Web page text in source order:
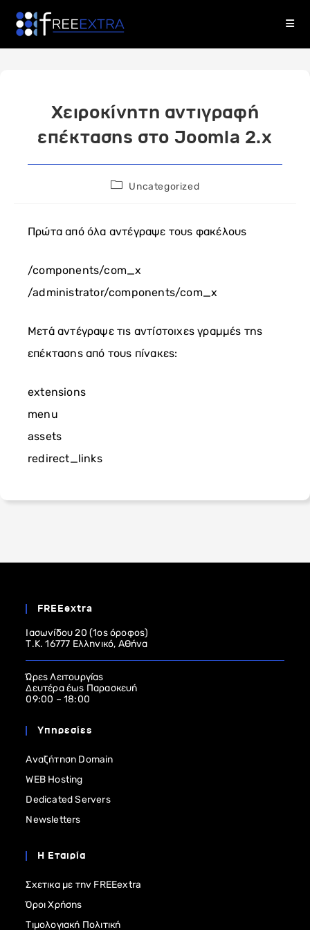
content
Χειροκίνητη αντιγραφή
επέκτασης στο Joomla 2.x
PostUncategorized
Πρώτα από όλα αντέγραψε τους φακέλους
/components/com_x
/administrator/components/com_x
Μετά αντέγραψε τις αντίστοιχες γραμμές της
επέκτασης από τους πίνακες:
extensions
menu
assets
redirect_links
FREEextra
Ιασωνίδου 20 (1ος όροφος)
Τ.Κ. 16777 Ελληνικό, Αθήνα
Ώρες Λειτουργίας
Δευτέρα έως Παρασκευή
09:00 – 18:00
Υπηρεσίες
Αναζήτηση Domain
WEB Hosting
Dedicated Servers
Newsletters
Η Εταιρία
Σχετικα με την FREEextra
Όροι Χρήσης
Τιμολογιακή Πολιτική